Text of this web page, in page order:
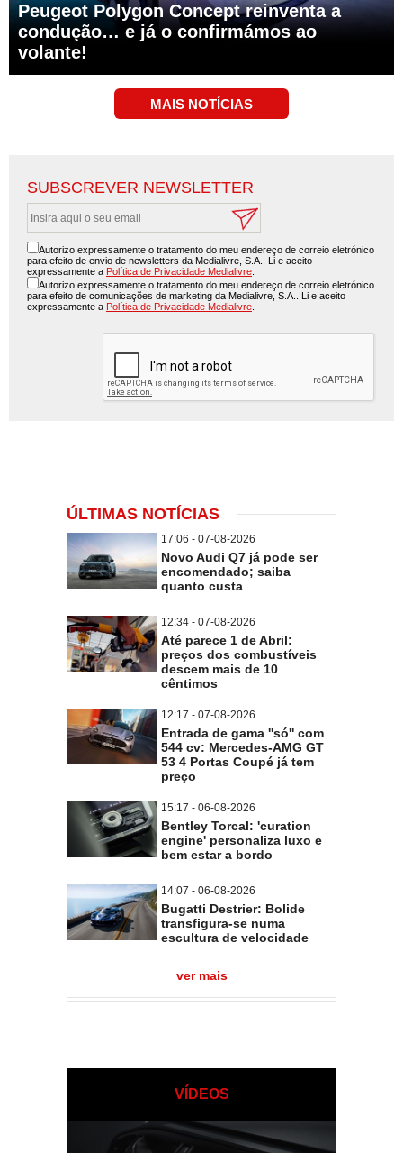
Peugeot Polygon Concept reinventa a
condução… e já o confirmámos ao
volante!
SUBSCREVER NEWSLETTER
Autorizo expressamente o tratamento do meu endereço de correio eletrónico
para efeito de envio de newsletters da Medialivre, S.A.. Li e aceito
expressamente a Política de Privacidade Medialivre
Autorizo expressamente o tratamento do meu endereço de correio eletrónico
para efeito de comunicações de marketing da Medialivre, S.A.. Li e aceito
expressamente a Política de Privacidade Medialivre
ÚLTIMAS NOTÍCIAS
17:06 - 07-08-2026
Novo Audi Q7 já pode ser
encomendado; saiba
quanto custa
12:34 - 07-08-2026
Até parece 1 de Abril:
preços dos combustíveis
descem mais de 10
cêntimos
12:17 - 07-08-2026
Entrada de gama ''só'' com
544 cv: Mercedes-AMG GT
53 4 Portas Coupé já tem
preço
15:17 - 06-08-2026
Bentley Torcal: 'curation
engine' personaliza luxo e
bem estar a bordo
14:07 - 06-08-2026
Bugatti Destrier: Bolide
transfigura-se numa
escultura de velocidade
ver mais
VÍDEOS